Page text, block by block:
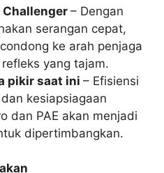
Challenger – Dengan
serangan cepat,
ke arah penjaga
yang tajam.
pikir saat ini – Efisiensi
kesiapsiagaan
dan PAE akan menjadi
dipertimbangkan.